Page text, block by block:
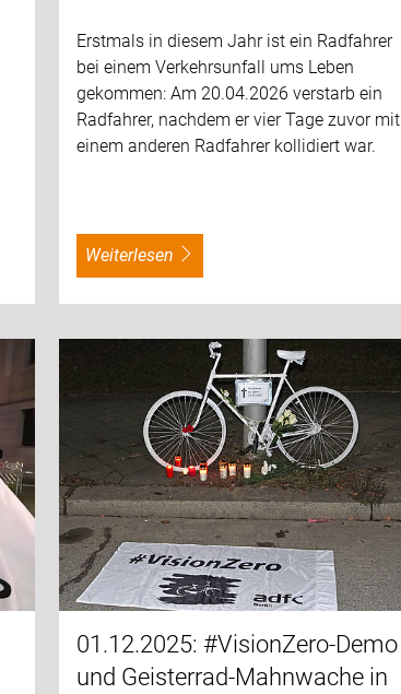
Erstmals in diesem Jahr ist ein Radfahrer
bei einem Verkehrsunfall ums Leben
gekommen: Am 20.04.2026 verstarb ein
Radfahrer, nachdem er vier Tage zuvor mit
einem anderen Radfahrer kollidiert war.
weiterlesen
01.12.2025: #VisionZero-Demo
und Geisterrad-Mahnwache in